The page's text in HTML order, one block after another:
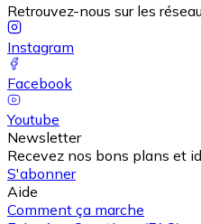
Retrouvez-nous sur les
Instagram
Facebook
Youtube
Newsletter
Recevez nos bons plans et
S'abonner
Aide
Comment ça marche